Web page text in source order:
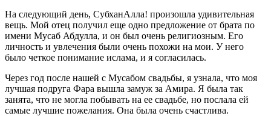
На следующий день, СубханАлла! произошла удивительная
вещь. Мой отец получил еще одно предложение от брата по
имени Мусаб Абдулла, и он был очень религиозным. Его
личность и увлечения были очень похожи на мои. У него
было четкое понимание ислама, и я согласилась.
Через год после нашей с Мусабом свадьбы, я узнала, что моя
лучшая подруга Фара вышла замуж за Амира. Я была так
занята, что не могла побывать на ее свадьбе, но послала ей
самые лучшие пожелания. Она была очень счастлива.